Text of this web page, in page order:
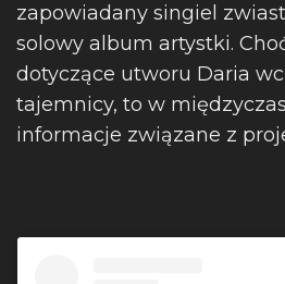
zapowiadany singiel
solowy album artystki.
dotyczące utworu Daria
tajemnicy, to w
informacje związane z